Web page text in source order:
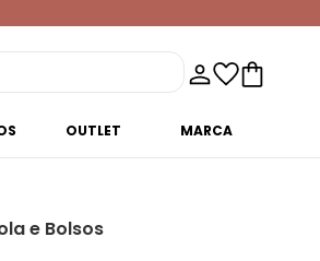
OUTLET MARCA
e Bolsos